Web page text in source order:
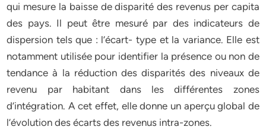
qui mesure la baisse de disparité des revenus per capita
des pays. Il peut être mesuré par des indicateurs de
dispersion tels que : l’écart- type et la variance. Elle est
notamment utilisée pour identifier la présence ou non de
tendance à la réduction des disparités des niveaux de
revenu par habitant dans les différentes zones
d’intégration. A cet effet, elle donne un aperçu global de
l’évolution des écarts des revenus intra-zones.